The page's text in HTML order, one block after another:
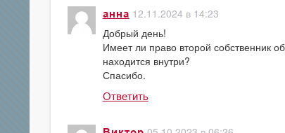
анна 12.11.2024 в 14:23
Добрый день!
Имеет ли право второй собственник
находится внутри?
Спасибо.
Ответить